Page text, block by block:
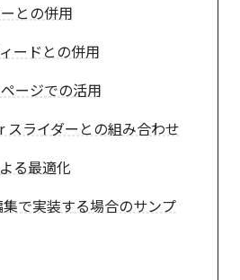
との併用
ードとの併用
ージでの活用
ライダーとの組み合わせ
る最適化
で実装する場合のサンプ